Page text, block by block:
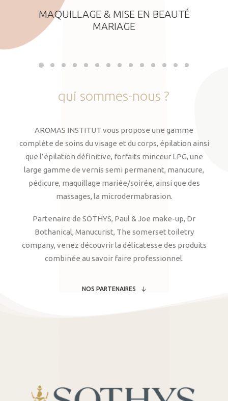
MAQUILLAGE & MISE EN BEAUTÉ
MARIAGE
qui sommes-nous ?
AROMAS INSTITUT vous propose une gamme
complète de soins du visage et du corps, épilation ainsi
que l’épilation définitive, forfaits minceur LPG, une
large gamme de vernis semi permanent, manucure,
pédicure, maquillage mariée/soirée, ainsi que des
massages, la microdermabrasion.
Partenaire de SOTHYS, Paul & Joe make-up, Dr
Bothanical, Manucurist, The somerset toiletry
company, venez découvrir la délicatesse des produits
combinée au savoir faire professionnel.
NOS PARTENAIRES